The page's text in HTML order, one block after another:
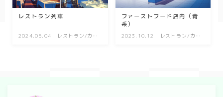
行事
お正月
レストラン列車
2024.05.04
レストラン/カフ
ファーストフード店内（青
系）
2023.10.12
レストラン/カフ